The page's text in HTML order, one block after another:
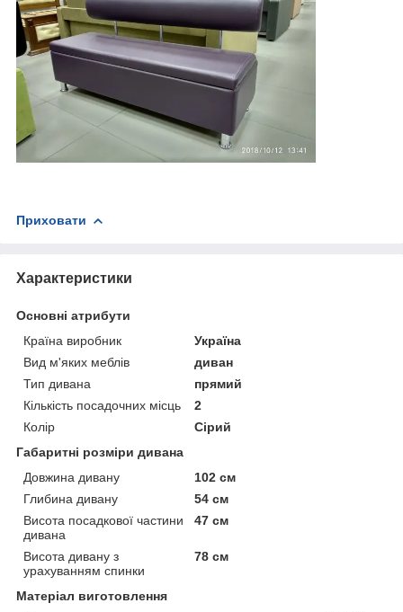
Приховати
Характеристики
Основні атрибути
Країна виробник
Україна
Вид м'яких меблів
диван
Тип дивана
прямий
Кількість посадочних місць
2
Колір
Сірий
Габаритні розміри дивана
Довжина дивану
102 см
Глибина дивану
54 см
Висота посадкової частини
дивана
47 см
Висота дивану з
урахуванням спинки
78 см
Матеріал виготовлення